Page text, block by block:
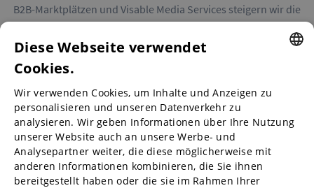
B2B-Marktplätzen und Visable Media Services steigern wir die
Reichweite von Unternehmen in Europa.
B2B-Marktplätze
Visable Media Services
ENGLISH
GERMAN
SPANISH
FRENCH
Diese Webseite verwendet
Cookies.
Wir verwenden Cookies, um Inhalte und Anzeigen zu
personalisieren und unseren Datenverkehr zu
analysieren. Wir geben Informationen über Ihre Nutzung
unserer Website auch an unsere Werbe- und
Analysepartner weiter, die diese möglicherweise mit
anderen Informationen kombinieren, die Sie ihnen
bereitgestellt haben oder die sie im Rahmen Ihrer